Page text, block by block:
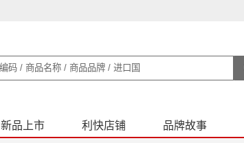
新品上市 利快店铺 品牌故事